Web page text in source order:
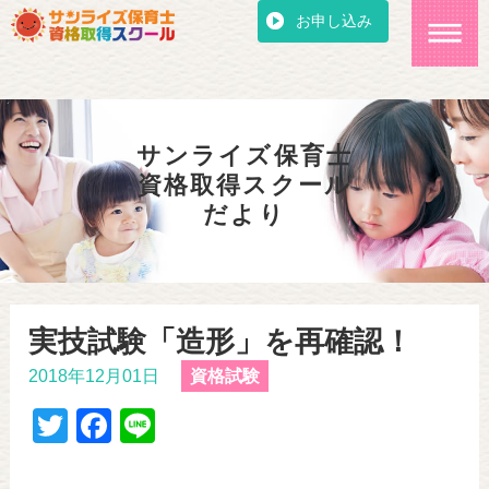
お申し込み
サンライズ保育士
資格取得スクール
だより
実技試験「造形」を再確認！
2018年12月01日 資格試験
T
F